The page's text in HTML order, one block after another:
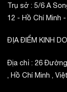
Trụ sở : 5/6 A
12 - Hồ Chí Minh
ĐỊA ĐIỂM KINH
Địa chỉ : 26
, Hồ Chí Minh ,